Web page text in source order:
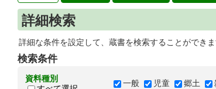
詳細検索
詳細な条件を設定して、蔵書を検索することができま
検索条件
資料種別
一般 児童 郷土